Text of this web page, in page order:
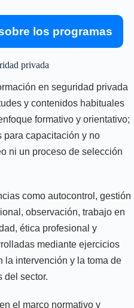
los programas
privada
en seguridad privada
y contenidos habituales
formativo y orientativo;
para capacitación y no
ni un proceso de selección
como autocontrol, gestión
observación, trabajo en
ética profesional y
mediante ejercicios
la intervención y la toma de
del sector.
el marco normativo y